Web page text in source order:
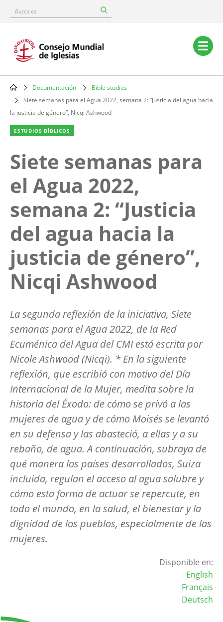
content
Busca
Main
navigation
Breadcrumb
Documentación
Bible studies
Siete semanas para el Agua 2022, semana 2: “Justicia del agua hacia
la justicia de género”, Nicqi Ashwood
ESTUDIOS BÍBLICOS
Siete semanas para
el Agua 2022,
semana 2: “Justicia
del agua hacia la
justicia de género”,
Nicqi Ashwood
La segunda reflexión de la iniciativa, Siete
semanas para el Agua 2022, de la Red
Ecuménica del Agua del CMI está escrita por
Nicole Ashwood (Nicqi). * En la siguiente
reflexión, que escribió con motivo del Día
Internacional de la Mujer, medita sobre la
historia del Éxodo: de cómo se privó a las
mujeres de agua y de cómo Moisés se levantó
en su defensa y las abasteció, a ellas y a su
rebaño, de agua. A continuación, subraya de
qué manera los países desarrollados, Suiza
incluida, regulan el acceso al agua salubre y
cómo esta forma de actuar se repercute, en
todo el mundo, en la salud, el bienestar y la
dignidad de los pueblos, especialmente de las
mujeres.
Disponible en:
English
Français
Deutsch